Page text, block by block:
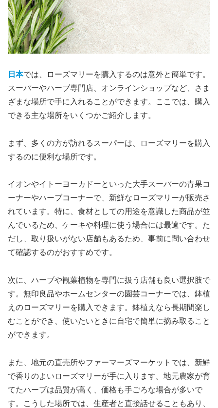
日本では、ローズマリーを購入するのは意外と簡単です。
スーパーやハーブ専門店、オンラインショップなど、さま
ざまな場所で手に入れることができます。ここでは、購入
できる主な場所をいくつかご紹介します。
まず、多くの方が訪れるスーパーは、ローズマリーを購入
するのに便利な場所です。
イオンやイトーヨーカドーといった大手スーパーの青果コ
ーナーやハーブコーナーで、新鮮なローズマリーが販売さ
れています。特に、食材としての用途を意識した商品が並
んでいるため、ケーキや料理に使う場合には最適です。た
だし、取り扱いがない店舗もあるため、事前に問い合わせ
て確認するのがおすすめです。
次に、ハーブや観葉植物を専門に扱う店舗も良い選択肢で
す。無印良品やホームセンターの園芸コーナーでは、鉢植
えのローズマリーを購入できます。鉢植えなら長期間楽し
むことができ、使いたいときに自宅で簡単に摘み取ること
ができます。
また、地元の直売所やファーマーズマーケットでは、新鮮
で香りのよいローズマリーが手に入ります。地元農家が育
てたハーブは品質が高く、価格も手ごろな場合が多いで
す。こうした場所では、生産者と直接話せることもあり、